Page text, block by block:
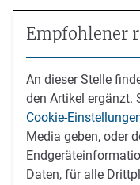
Empfohlener
An dieser Stelle
den Artikel ergänzt.
Cookie-
Media geben, oder
Daten, für alle